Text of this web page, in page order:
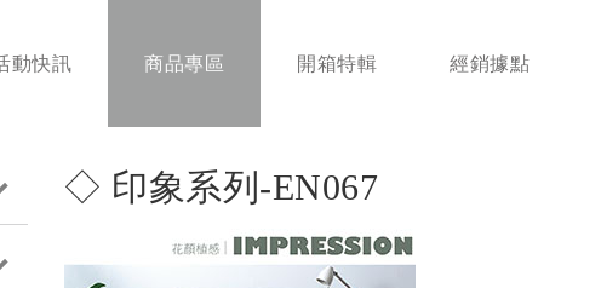
動快訊 商品專區 開箱特輯 經銷據點
◇ 印象系列-EN067